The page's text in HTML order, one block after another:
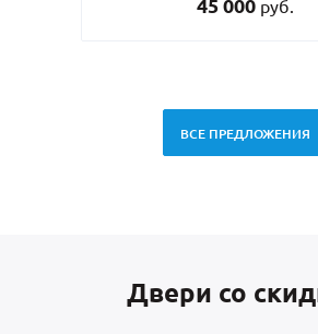
45 000 руб.
ВСЕ ПРЕДЛОЖЕНИЯ
Двери со